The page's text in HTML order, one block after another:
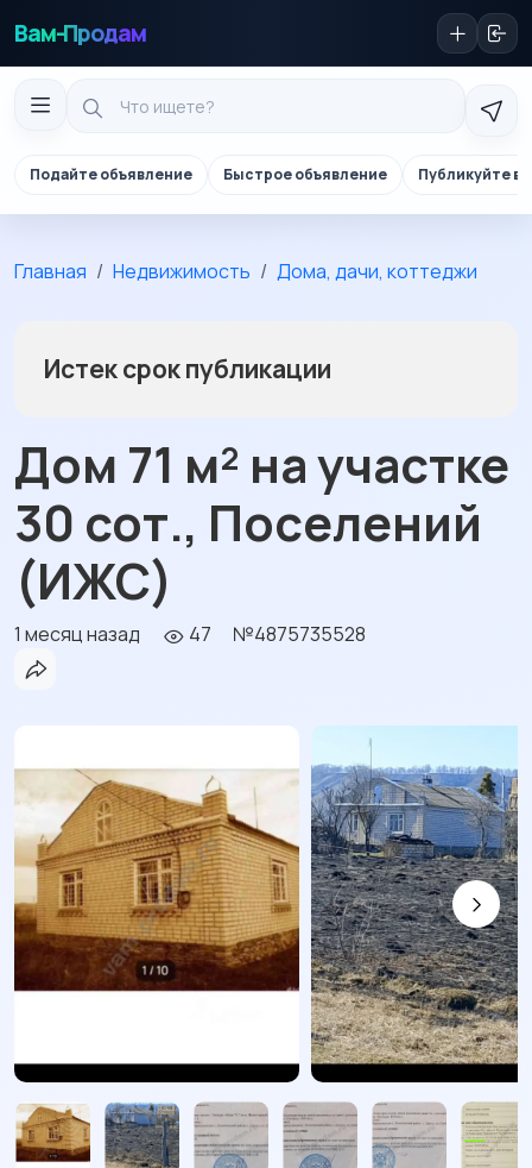
Вам-Продам
Подайте объявление Быстрое объявление Публикуйте в
Главная Недвижимость Дома, дачи, коттеджи
Истек срок публикации
Дом 71 м² на участке
30 сот., Поселений
(ИЖС)
1 месяц назад 47 №4875735528